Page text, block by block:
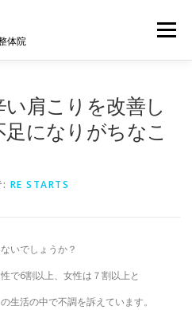
体院
メニュー
肩こりを改善し
になりがちなこ
RE STARTS
いでしょうか？
で6割以上、女性は７割以上と
生活の中で不調を訴えています。